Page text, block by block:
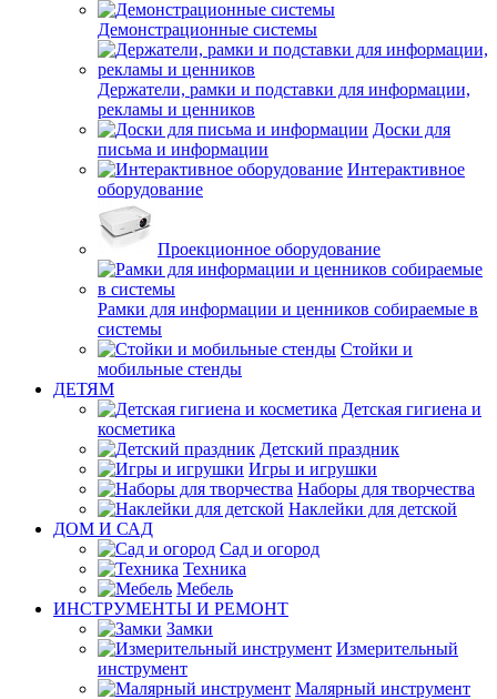
Демонстрационные системы
Держатели, рамки и подставки для информации,
рекламы и ценников
Доски для
письма и информации
Интерактивное
оборудование
Проекционное оборудование
Рамки для информации и ценников собираемые в
системы
Стойки и
мобильные стенды
ДЕТЯМ
Детская гигиена и
косметика
Детский праздник
Игры и игрушки
Наборы для творчества
Наклейки для детской
ДОМ И САД
Сад и огород
Техника
Мебель
ИНСТРУМЕНТЫ И РЕМОНТ
Замки
Измерительный
инструмент
Малярный инструмент